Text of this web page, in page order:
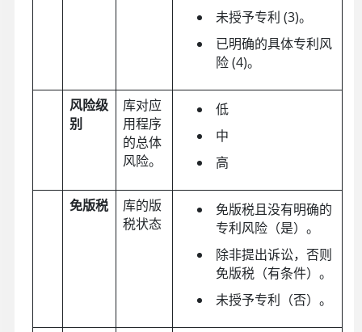
未授予专利 (3)。
已明确的具体专利风
险 (4)。
风险级
别
库对应
用程序
的总体
风险。
低
中
高
免版税
库的版
税状态
免版税且没有明确的
专利风险（是）。
除非提出诉讼，否则
免版税（有条件）。
未授予专利（否）。